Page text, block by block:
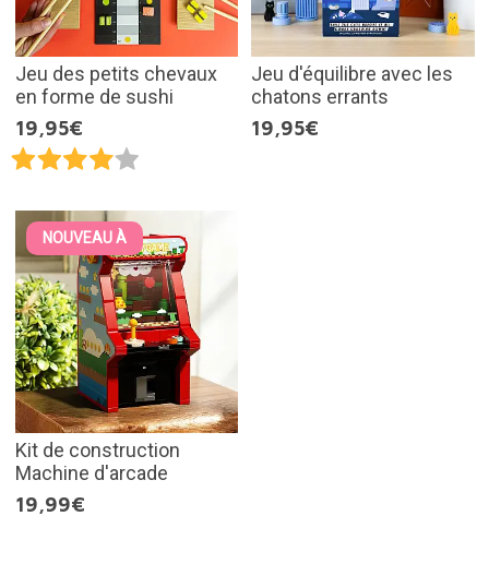
Jeu des petits chevaux
en forme de sushi
19,95€
Jeu d'équilibre avec les
chatons errants
19,95€
NOUVEAU À
Kit de construction
Machine d'arcade
19,99€